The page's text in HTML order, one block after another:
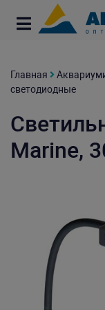
Главная
светодиодные
Marine,